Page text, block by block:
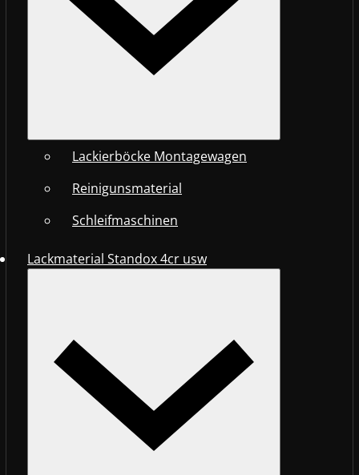
Lackierböcke Montagewagen
Reinigunsmaterial
Schleifmaschinen
Lackmaterial Standox 4cr usw